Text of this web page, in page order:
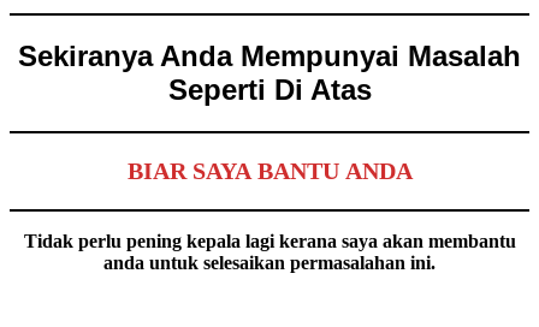
Sekiranya Anda Mempunyai Masalah
Seperti Di Atas
BIAR SAYA BANTU ANDA
Tidak perlu pening kepala lagi kerana saya akan membantu
anda untuk selesaikan permasalahan ini.